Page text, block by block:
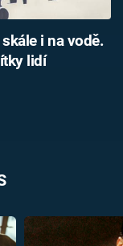
i na vodě.
lidí